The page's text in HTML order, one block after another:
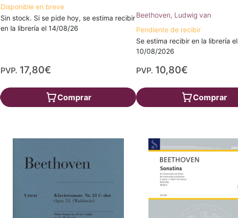
Disponible en breve
Sin stock. Si se pide hoy, se estima recibir
en la librería el 14/08/26
PVP. 17,80€
Comprar
Beethoven, Ludwig van
Pendiente de recibir
Se estima recibir en la librería el
10/08/2026
PVP. 10,80€
Comprar